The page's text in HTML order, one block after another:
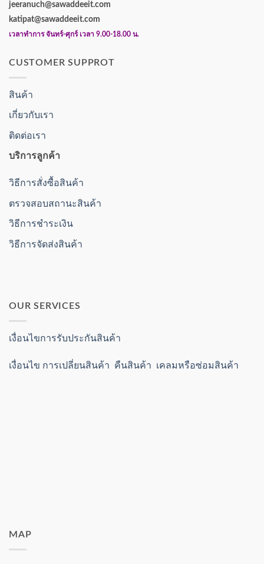
jeeranuch@sawaddeeit.com
katipat@sawaddeeit.com
เวลาทำการ จันทร์-ศุกร์ เวลา 9.00-18.00 น.
CUSTOMER SUPPROT
สินค้า
เกี่ยวกับเรา
ติดต่อเรา
บริการลูกค้า
วิธีการสั่งซื้อสินค้า
ตรวจสอบสถานะสินค้า
วิธีการชำระเงิน
วิธีการจัดส่งสินค้า
OUR SERVICES
เงื่อนไขการรับประกันสินค้า
เงื่อนไข การเปลี่ยนสินค้า คืนสินค้า เคลมหรือซ่อมสินค้า
MAP